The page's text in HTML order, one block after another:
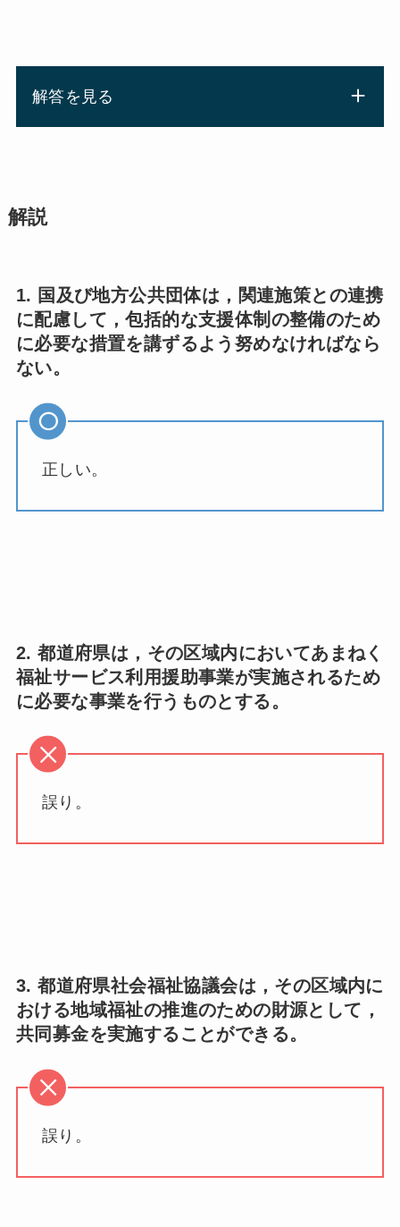
解答を見る
解説
1. 国及び地方公共団体は，関連施策との連携
に配慮して，包括的な支援体制の整備のため
に必要な措置を講ずるよう努めなければなら
ない。
正しい。
2. 都道府県は，その区域内においてあまねく
福祉サービス利用援助事業が実施されるため
に必要な事業を行うものとする。
誤り。
3. 都道府県社会福祉協議会は，その区域内に
おける地域福祉の推進のための財源として，
共同募金を実施することができる。
誤り。